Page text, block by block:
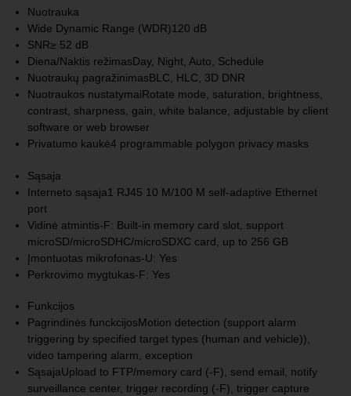
Nuotrauka
Wide Dynamic Range (WDR)120 dB
SNR≥ 52 dB
Diena/Naktis režimasDay, Night, Auto, Schedule
Nuotraukų pagražinimasBLC, HLC, 3D DNR
Nuotraukos nustatymaiRotate mode, saturation, brightness,
contrast, sharpness, gain, white balance, adjustable by client
software or web browser
Privatumo kaukė4 programmable polygon privacy masks
Sąsaja
Interneto sąsaja1 RJ45 10 M/100 M self-adaptive Ethernet
port
Vidinė atmintis-F: Built-in memory card slot, support
microSD/microSDHC/microSDXC card, up to 256 GB
Įmontuotas mikrofonas-U: Yes
Perkrovimo mygtukas-F: Yes
Funkcijos
Pagrindinės funckcijosMotion detection (support alarm
triggering by specified target types (human and vehicle)),
video tampering alarm, exception
SąsajaUpload to FTP/memory card (-F), send email, notify
surveillance center, trigger recording (-F), trigger capture